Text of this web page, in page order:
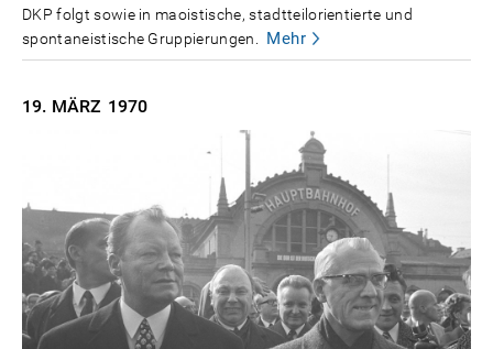
DKP folgt sowie in maoistische, stadtteilorientierte und
spontaneistische Gruppierungen.
Mehr
19. MÄRZ 1970